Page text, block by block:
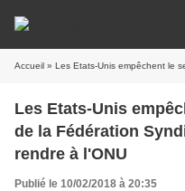
Accueil » Les Etats-Unis empêchent le secrétaire
Les Etats-Unis
de la Fédération
rendre à l'ONU
Publié le 10/02/2018 à 20:35